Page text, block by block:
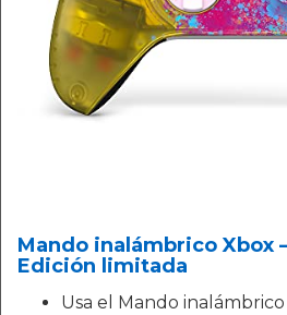
Mando inalámbrico Xbox
Edición limitada
Usa el Mando